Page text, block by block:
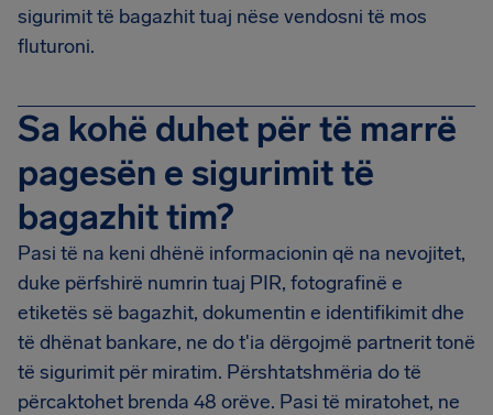
sigurimit të bagazhit tuaj nëse vendosni të mos
fluturoni.
Sa kohë duhet për të marrë
pagesën e sigurimit të
bagazhit tim?
Pasi të na keni dhënë informacionin që na nevojitet,
duke përfshirë numrin tuaj PIR, fotografinë e
etiketës së bagazhit, dokumentin e identifikimit dhe
të dhënat bankare, ne do t'ia dërgojmë partnerit tonë
të sigurimit për miratim. Përshtatshmëria do të
përcaktohet brenda 48 orëve. Pasi të miratohet, ne